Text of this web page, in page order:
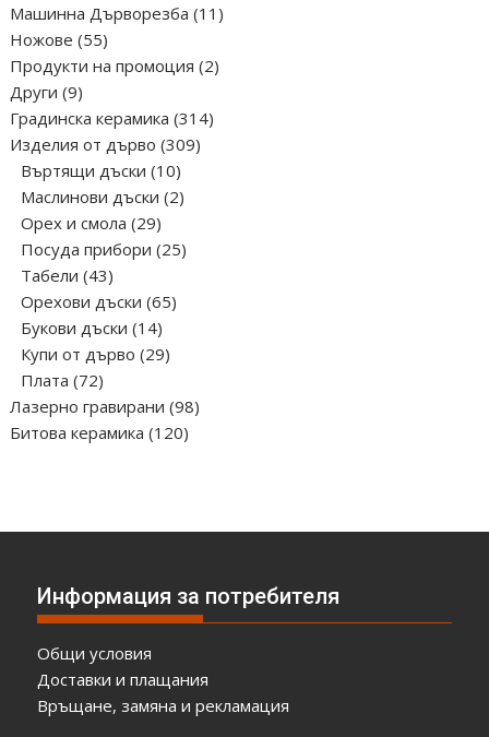
Машинна Дърворезба 11 11
Ножове 5555
продукта
Продукти на промоция 22
Други 99
продукта
Градинска керамика 314314
Изделия от дърво 309309
Въртящи дъски 1010
продукта
Маслинови дъски 22
Орех и смола 2929
продукта
Посуда прибори 2525
Табели 4343
продукта
Орехови дъски 6565
Букови дъски 1414
продукта
Купи от дърво 2929
Плата 7272
продукта
Лазерно гравирани 9898
Битова керамика 120120
Информация за потребителя
Общи условия
Доставки и плащания
Връщане, замяна и рекламация